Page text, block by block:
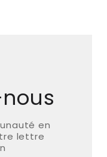
en
lettre